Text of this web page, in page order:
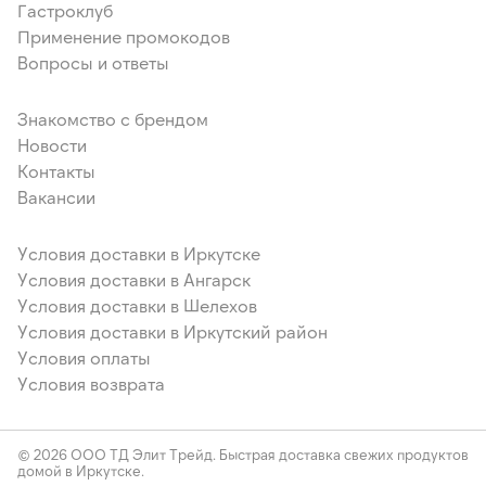
Гастроклуб
Применение промокодов
Вопросы и ответы
Знакомство с брендом
Новости
Контакты
Вакансии
Условия доставки в Иркутске
Условия доставки в Ангарск
Условия доставки в Шелехов
Условия доставки в Иркутский район
Условия оплаты
Условия возврата
© 2026 ООО ТД Элит Трейд. Быстрая доставка свежих продуктов
домой в Иркутске.